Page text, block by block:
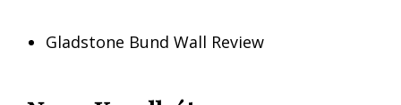
Gladstone Bund Wall Review